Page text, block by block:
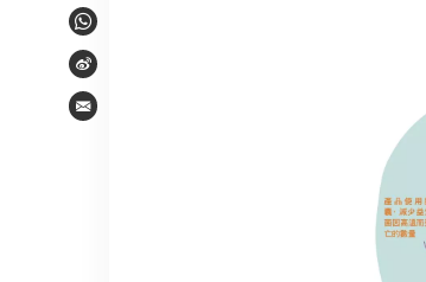
WhatsApp
Weibo
Email